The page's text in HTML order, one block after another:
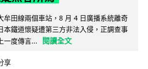
牟田線兩個車站，8 月 4 日廣播系統離奇
本鐵道懷疑遭第三方非法入侵，正調查事
一度傳言...
閱讀全文
享